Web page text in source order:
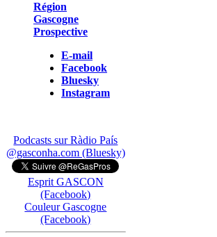
Région
Gascogne
Prospective
E-mail
Facebook
Bluesky
Instagram
Podcasts sur Ràdio País
@gasconha.com (Bluesky)
Esprit GASCON
(Facebook)
Couleur Gascogne
(Facebook)